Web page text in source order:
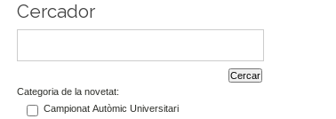
Cercador
Categoria de la novetat:
Campionat Autòmic Universitari